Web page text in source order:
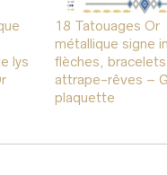
lys
18 Tatouages Or
métallique signe
flèches, bracelets,
attrape-rêves –
plaquette